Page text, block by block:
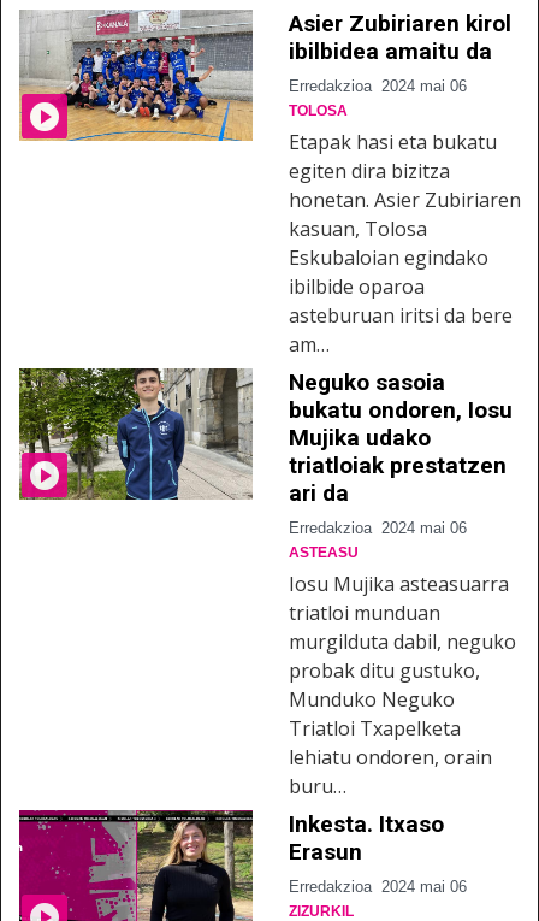
Asier Zubiriaren kirol
ibilbidea amaitu da
Erredakzioa 2024 mai 06
TOLOSA
Etapak hasi eta bukatu
egiten dira bizitza
honetan. Asier Zubiriaren
kasuan, Tolosa
Eskubaloian egindako
ibilbide oparoa
asteburuan iritsi da bere
am…
Neguko sasoia
bukatu ondoren, Iosu
Mujika udako
triatloiak prestatzen
ari da
Erredakzioa 2024 mai 06
ASTEASU
Iosu Mujika asteasuarra
triatloi munduan
murgilduta dabil, neguko
probak ditu gustuko,
Munduko Neguko
Triatloi Txapelketa
lehiatu ondoren, orain
buru…
Inkesta. Itxaso
Erasun
Erredakzioa 2024 mai 06
ZIZURKIL